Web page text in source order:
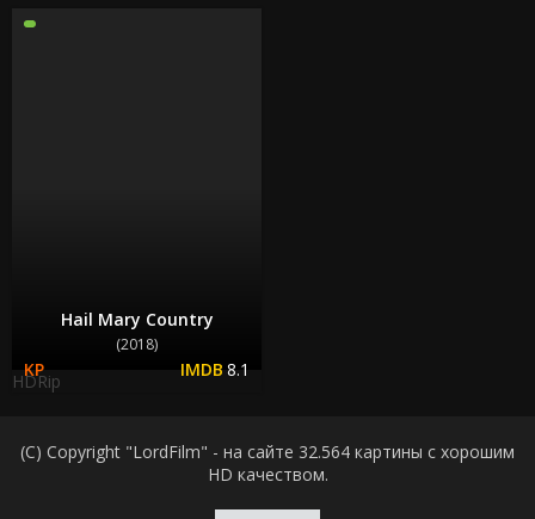
Hail Mary Country
(2018)
8.1
HDRip
(C) Copyright "LordFilm" - на сайте 32.564 картины с хорошим
HD качеством.